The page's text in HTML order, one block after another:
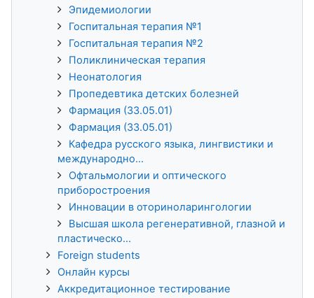
Эпидемиологии
Госпитальная терапия №1
Госпитальная терапия №2
Поликлиническая терапия
Неонатология
Пропедевтика детских болезней
Фармация (33.05.01)
Фармация (33.05.01)
Кафедра русского языка, лингвистики и
международно...
Офтальмологии и оптического
приборостроения
Инновации в оториноларингологии
Высшая школа регенеративной, глазной и
пластическо...
Foreign students
Онлайн курсы
Аккредитационное тестирование